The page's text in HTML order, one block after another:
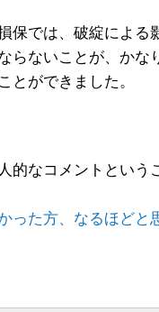
保では、破綻による
らないことが、かな
とができました。
的なコメントという
った方、なるほどと